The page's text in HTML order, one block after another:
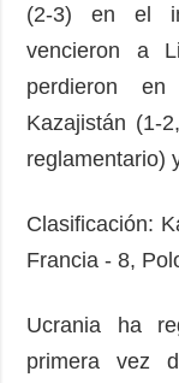
(2-3) en el
vencieron a
perdieron
Kazajistán (1-
reglamentario)
Clasificación:
Francia - 8,
Ucrania ha
primera vez